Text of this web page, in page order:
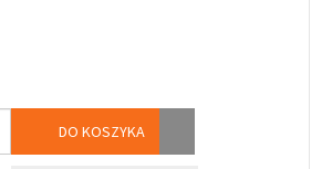
DO KOSZYKA